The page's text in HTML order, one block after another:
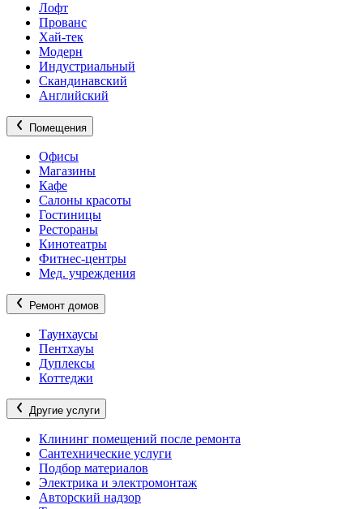
Лофт
Прованс
Хай-тек
Модерн
Индустриальный
Скандинавский
Английский
Помещения
Офисы
Магазины
Кафе
Салоны красоты
Гостиницы
Рестораны
Кинотеатры
Фитнес-центры
Мед. учреждения
Ремонт домов
Таунхаусы
Пентхауы
Дуплексы
Коттеджи
Другие услуги
Клининг помещений после ремонта
Сантехнические услуги
Подбор материалов
Электрика и электромонтаж
Авторский надзор